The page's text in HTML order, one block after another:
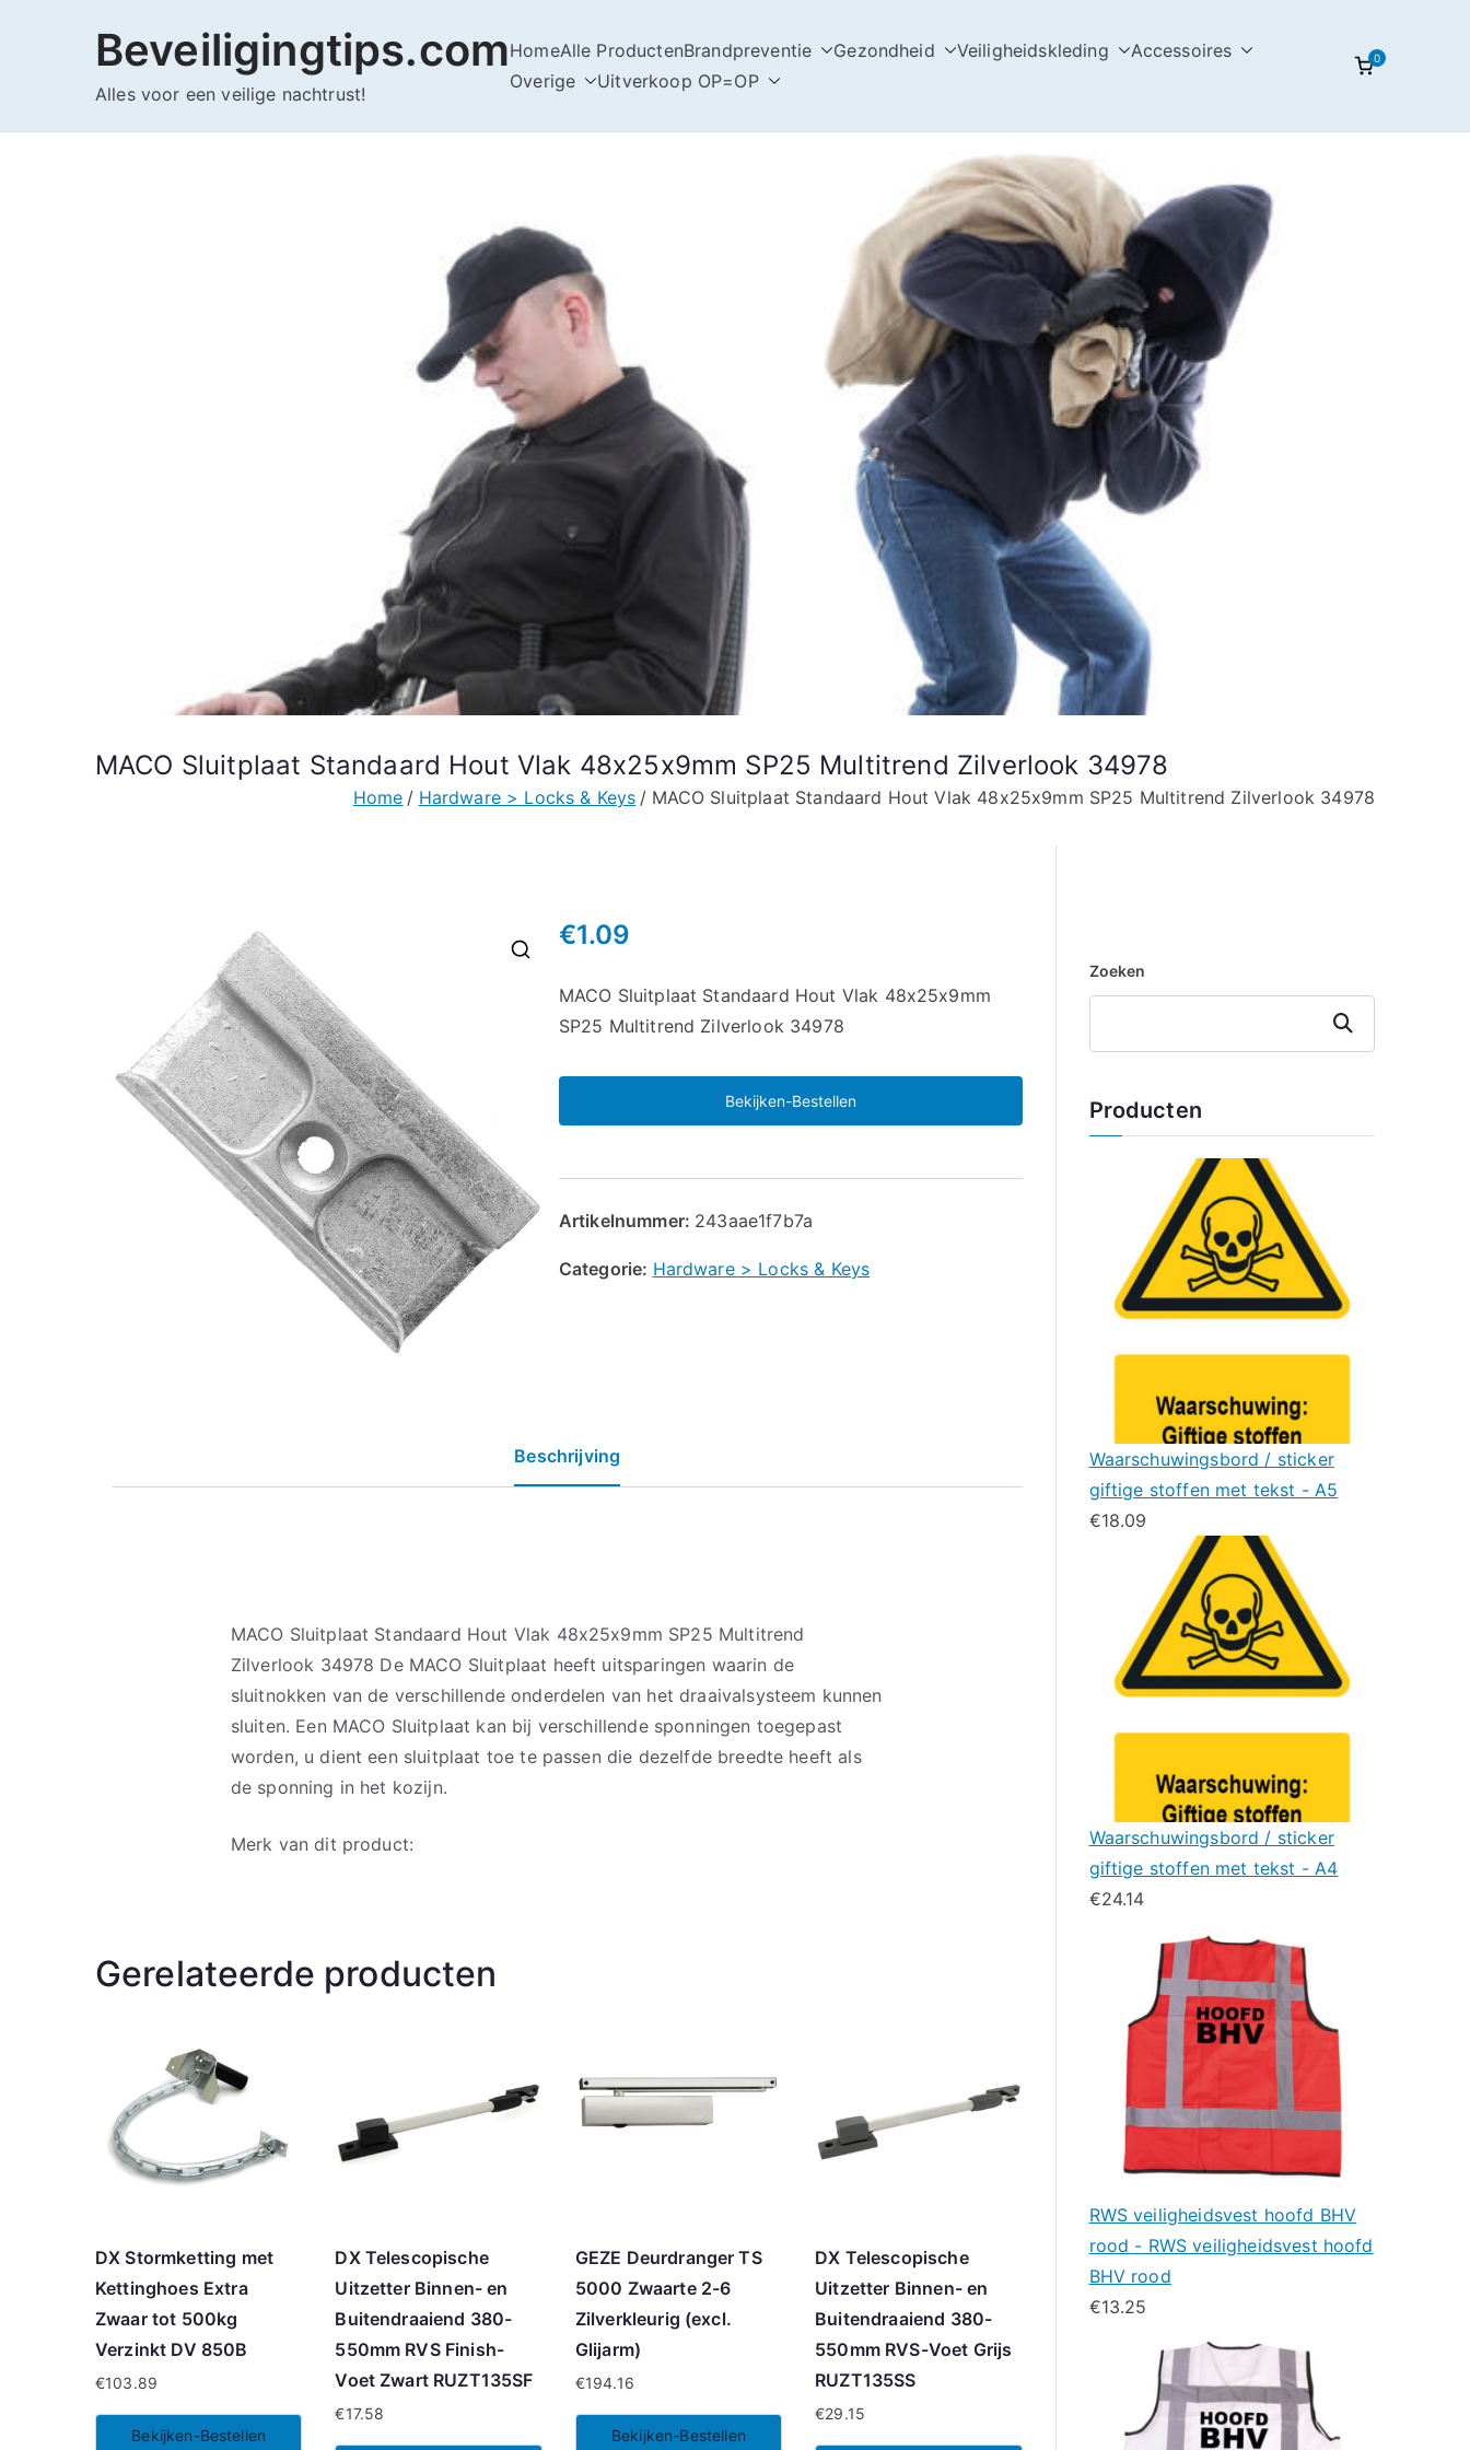
Beveiligingtips.com
Alles voor een veilige nachtrust!
HomeAlle ProductenBrandpreventie Gezondheid Veiligheidskleding
Accessoires
Overige
Uitverkoop OP=OP
0
MACO Sluitplaat Standaard Hout Vlak 48x25x9mm SP25 Multitrend Zilverlook 34978
Home Hardware > Locks & Keys MACO Sluitplaat Standaard Hout Vlak 48x25x9mm SP25 Multitrend Zilverlook 34978
€1.09
MACO Sluitplaat Standaard Hout Vlak 48x25x9mm
SP25 Multitrend Zilverlook 34978
Bekijken-Bestellen
Artikelnummer: 243aae1f7b7a
Categorie: Hardware > Locks & Keys
Beschrijving
MACO Sluitplaat Standaard Hout Vlak 48x25x9mm SP25 Multitrend
Zilverlook 34978 De MACO Sluitplaat heeft uitsparingen waarin de
sluitnokken van de verschillende onderdelen van het draaivalsysteem kunnen
sluiten. Een MACO Sluitplaat kan bij verschillende sponningen toegepast
worden, u dient een sluitplaat toe te passen die dezelfde breedte heeft als
de sponning in het kozijn.
Merk van dit product:
Gerelateerde producten
DX Stormketting met
Kettinghoes Extra
Zwaar tot 500kg
Verzinkt DV 850B
€103.89
Bekijken-Bestellen
DX Telescopische
Uitzetter Binnen- en
Buitendraaiend 380-
550mm RVS Finish-
Voet Zwart RUZT135SF
€17.58
GEZE Deurdranger TS
5000 Zwaarte 2-6
Zilverkleurig (excl.
Glijarm)
€194.16
Bekijken-Bestellen
DX Telescopische
Uitzetter Binnen- en
Buitendraaiend 380-
550mm RVS-Voet Grijs
RUZT135SS
€29.15
Zoeken
Zoeken
Producten
Waarschuwingsbord / sticker
giftige stoffen met tekst - A5
€18.09
Waarschuwingsbord / sticker
giftige stoffen met tekst - A4
€24.14
RWS veiligheidsvest hoofd BHV
rood - RWS veiligheidsvest hoofd
BHV rood
€13.25